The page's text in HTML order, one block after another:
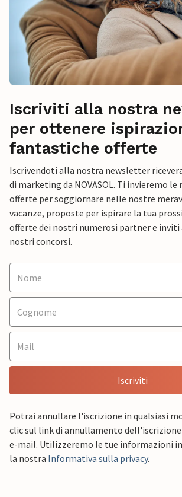
Iscriviti alla nostra
per ottenere
fantastiche offerte
Iscrivendoti alla nostra newsletter
di marketing da NOVASOL. Ti invieremo
offerte per soggiornare nelle nostre
vacanze, proposte per ispirare la tua
offerte dei nostri numerosi partner e inviti
nostri concorsi.
Iscriviti
Potrai annullare l'iscrizione in qualsiasi
clic sul link di annullamento
e-mail. Utilizzeremo le tue informazioni
la nostra Informativa sulla privacy.